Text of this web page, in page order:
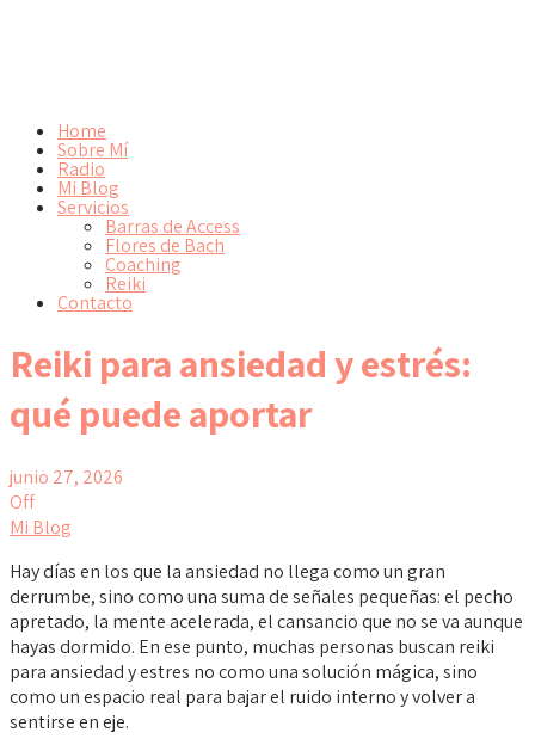
Home
Sobre Mí
Radio
Mi Blog
Servicios
Barras de Access
Flores de Bach
Coaching
Reiki
Contacto
Reiki para ansiedad y estrés:
qué puede aportar
junio 27, 2026
Off
Mi Blog
Hay días en los que la ansiedad no llega como un gran
derrumbe, sino como una suma de señales pequeñas: el pecho
apretado, la mente acelerada, el cansancio que no se va aunque
hayas dormido. En ese punto, muchas personas buscan reiki
para ansiedad y estres no como una solución mágica, sino
como un espacio real para bajar el ruido interno y volver a
sentirse en eje.